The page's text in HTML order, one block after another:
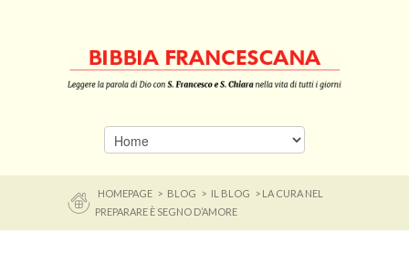
HOMEPAGE > BLOG > IL BLOG
> LA CURA NEL
PREPARARE È SEGNO D’AMORE